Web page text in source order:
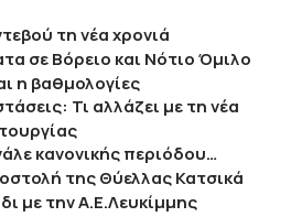
τη νέα χρονιά
σε Βόρειο και Νότιο Όμιλο
η βαθμολογίες
Τι αλλάζει με τη νέα
κανονικής περιόδου…
της Θύελλας Κατσικά
με την Α.Ε.Λευκίμμης